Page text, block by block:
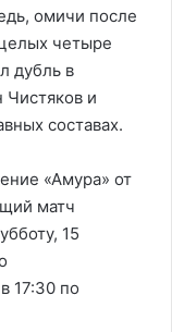
омичи после
четыре
дубль в
и
составах.
«Амура» от
матч
15
17:30 по